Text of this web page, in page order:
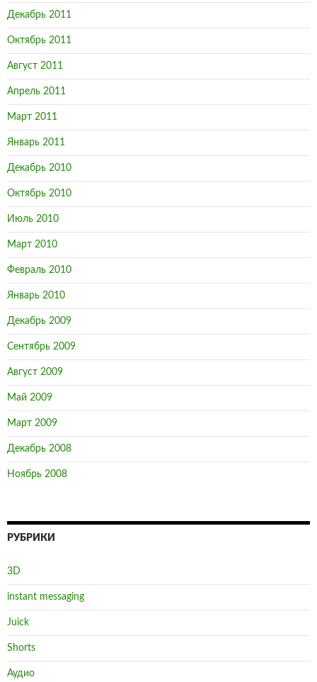
Апрель 2011
Март 2011
Январь 2011
Декабрь 2010
Октябрь 2010
Июль 2010
Март 2010
Февраль 2010
Январь 2010
Декабрь 2009
Сентябрь 2009
Август 2009
Май 2009
Март 2009
Декабрь 2008
Ноябрь 2008
РУБРИКИ
Juick
Shorts
Аудио
Без рубрики
Блог
Вело